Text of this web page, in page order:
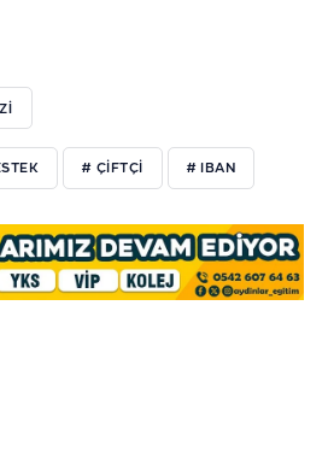
# ÇIFTÇI # IBAN